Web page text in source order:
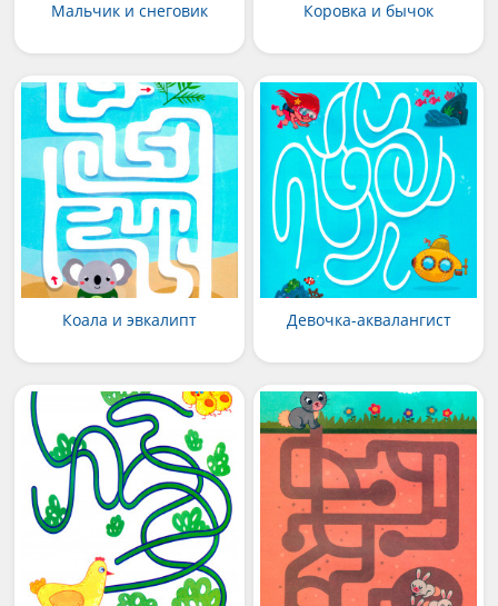
Мальчик и снеговик Коровка и бычок
Коала и эвкалипт Девочка-аквалангист